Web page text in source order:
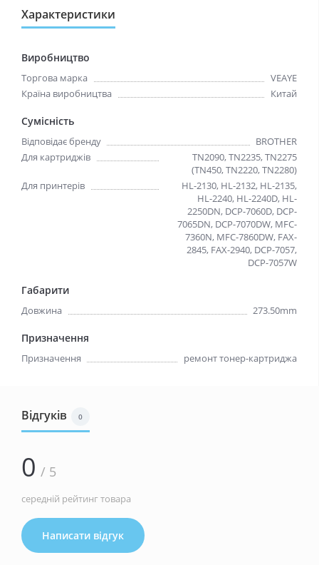
Характеристики
Виробництво
Торгова марка
VEAYE
Країна виробництва
Китай
Сумісність
Відповідає бренду
BROTHER
Для картриджів
TN2090, TN2235, TN2275
(TN450, TN2220, TN2280)
Для принтерів
HL-2130, HL-2132, HL-2135,
HL-2240, HL-2240D, HL-
2250DN, DCP-7060D, DCP-
7065DN, DCP-7070DW, MFC-
7360N, MFC-7860DW, FAX-
2845, FAX-2940, DCP-7057,
DCP-7057W
Габарити
Довжина 273.50mm
Призначення
Призначення ремонт тонер-картриджа
Відгуків 0
0 / 5
середній рейтинг товара
Написати відгук